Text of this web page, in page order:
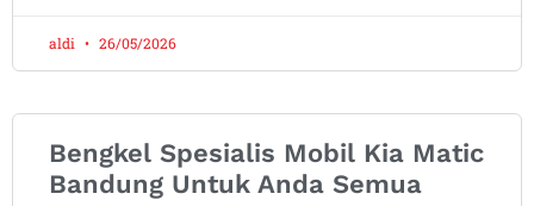
aldi 26/05/2026
Bengkel Spesialis Mobil Kia Matic
Bandung Untuk Anda Semua